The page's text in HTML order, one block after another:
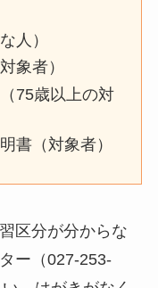
人）
象者）
75歳以上の対
書（対象者）
区分が分からな
ー（027-253-